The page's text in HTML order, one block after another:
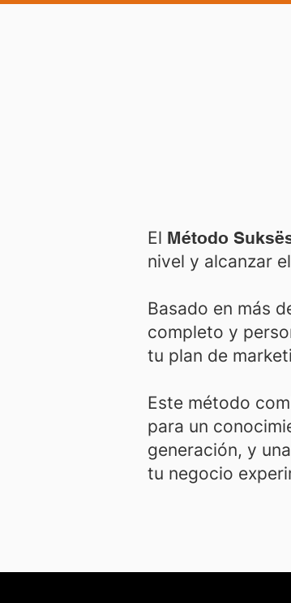
El Método
nivel y alcanzar
Basado en más
completo y
tu plan de
Este método
para un
generación, y
tu negocio